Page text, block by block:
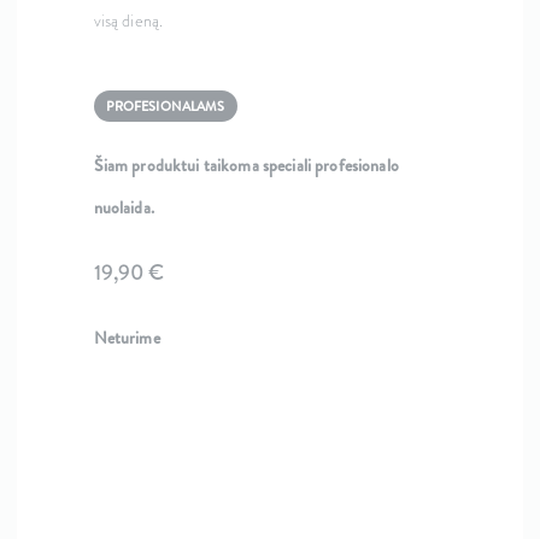
visą dieną.
PROFESIONALAMS
Šiam produktui taikoma speciali profesionalo
nuolaida.
19,90€
Neturime